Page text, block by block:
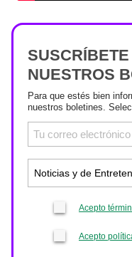
NUESTROS
Para que estés bien
nuestros boletines.
Acepto
Acepto